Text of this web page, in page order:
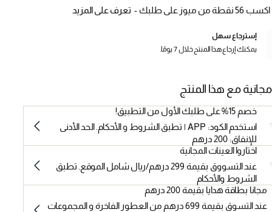
اكسب 56 نقطة من ميوز على طلبك - تعرف على المزيد
إسترجاع سهل
يمكنك إرجاع هذا المنتج خلال 7 يومًا.
مع هذا المنتج
خصم 15% على طلبك الأول من التطبيق!
استخدم الكود: APP | تطبق الشروط و الأحكام. الحد الأدنى
للإنفاق: 200 درهم
اختاروا العينات المجانية
عند التسووق بقيمة 299 درهم/ريال شامل الموقع. تطبق
الشروط والأحكام
مجانا بطاقة هدايا بقيمة 200 درهم
عند التسوق بقيمة 699 درهم من العطور الفاخرة و المجموعات